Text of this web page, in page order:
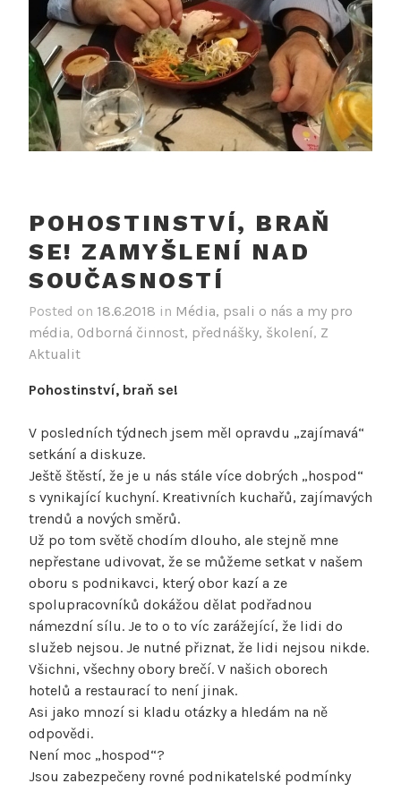
POHOSTINSTVÍ, BRAŇ
SE! ZAMYŠLENÍ NAD
SOUČASNOSTÍ
Posted on 18.6.2018 in Média, psali o nás a my pro
média, Odborná činnost, přednášky, školení, Z
Aktualit
Pohostinství, braň se!
V posledních týdnech jsem měl opravdu „zajímavá“
setkání a diskuze.
Ještě štěstí, že je u nás stále více dobrých „hospod“
s vynikající kuchyní. Kreativních kuchařů, zajímavých
trendů a nových směrů.
Už po tom světě chodím dlouho, ale stejně mne
nepřestane udivovat, že se můžeme setkat v našem
oboru s podnikavci, který obor kazí a ze
spolupracovníků dokážou dělat podřadnou
námezdní sílu. Je to o to víc zarážející, že lidi do
služeb nejsou. Je nutné přiznat, že lidi nejsou nikde.
Všichni, všechny obory brečí. V našich oborech
hotelů a restaurací to není jinak.
Asi jako mnozí si kladu otázky a hledám na ně
odpovědi.
Není moc „hospod“?
Jsou zabezpečeny rovné podnikatelské podmínky